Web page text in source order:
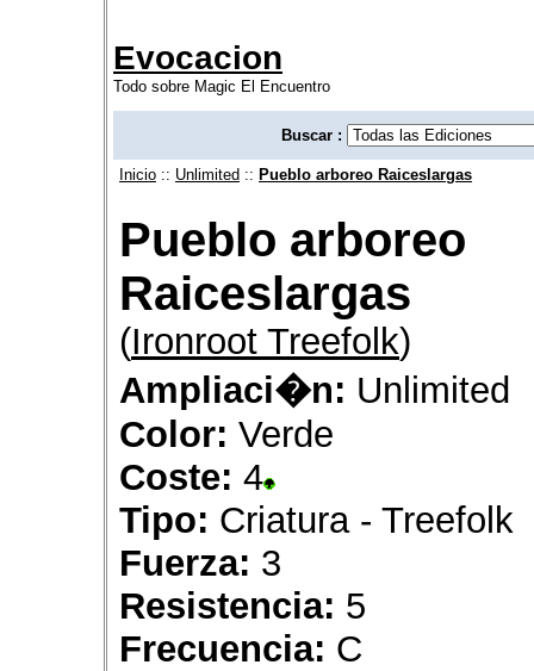
Evocacion
Todo sobre Magic El Encuentro
Buscar :
Inicio :: Unlimited :: Pueblo arboreo Raiceslargas
Pueblo arboreo
Raiceslargas
(Ironroot Treefolk)
Ampliaci�n: Unlimited
Color: Verde
Coste: 4
Tipo: Criatura - Treefolk
Fuerza: 3
Resistencia: 5
Frecuencia: C